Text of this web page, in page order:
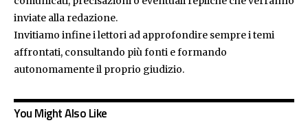
inviate alla redazione.
Invitiamo infine i lettori ad approfondire sempre i temi
affrontati, consultando più fonti e formando
autonomamente il proprio giudizio.
You Might Also Like